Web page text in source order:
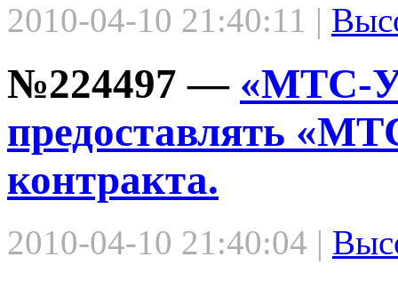
2010-04-10 21:40:11 |
№224497 — «МТС-
предоставлять
контракта.
2010-04-10 21:40:04 |